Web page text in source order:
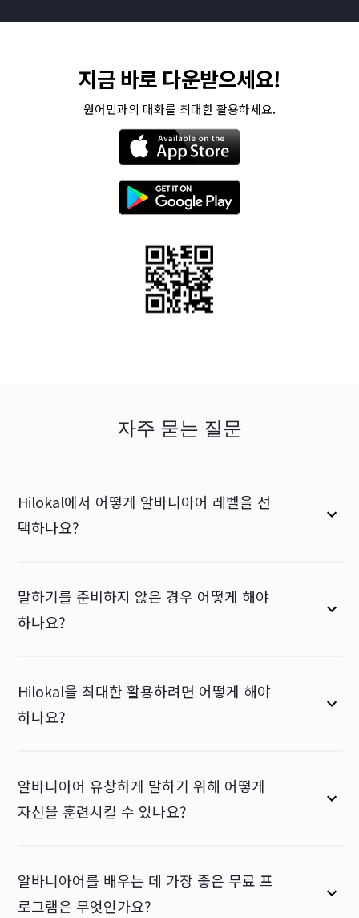
지금 바로 다운받으세요!
원어민과의 대화를 최대한 활용하세요.
자주 묻는 질문
Hilokal에서 어떻게 알바니아어 레벨을 선
택하나요?
말하기를 준비하지 않은 경우 어떻게 해야
하나요?
Hilokal을 최대한 활용하려면 어떻게 해야
하나요?
알바니아어 유창하게 말하기 위해 어떻게
자신을 훈련시킬 수 있나요?
알바니아어를 배우는 데 가장 좋은 무료 프
로그램은 무엇인가요?